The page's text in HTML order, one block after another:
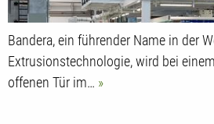
Bandera, ein führender Name in der
Extrusionstechnologie, wird bei
offenen Tür im…